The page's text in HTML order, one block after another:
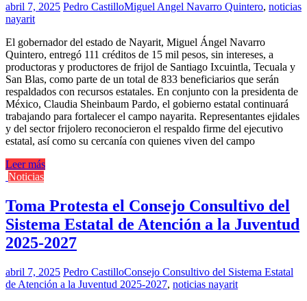
abril 7, 2025 Pedro CastilloMiguel Angel Navarro Quintero, noticias
nayarit
El gobernador del estado de Nayarit, Miguel Ángel Navarro
Quintero, entregó 111 créditos de 15 mil pesos, sin intereses, a
productoras y productores de frijol de Santiago Ixcuintla, Tecuala y
San Blas, como parte de un total de 833 beneficiarios que serán
respaldados con recursos estatales. En conjunto con la presidenta de
México, Claudia Sheinbaum Pardo, el gobierno estatal continuará
trabajando para fortalecer el campo nayarita. Representantes ejidales
y del sector frijolero reconocieron el respaldo firme del ejecutivo
estatal, así como su cercanía con quienes viven del campo
Leer más
Noticias
Toma Protesta el Consejo Consultivo del
Sistema Estatal de Atención a la Juventud
2025-2027
abril 7, 2025 Pedro CastilloConsejo Consultivo del Sistema Estatal
de Atención a la Juventud 2025-2027, noticias nayarit